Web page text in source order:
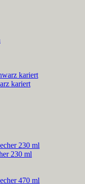
kariert
230 ml